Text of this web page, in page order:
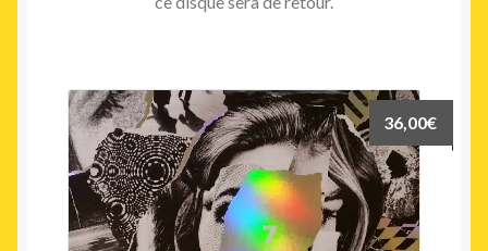
36,00€